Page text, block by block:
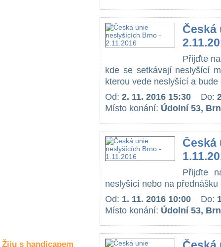
Žiju s handicapem
Česká
Přijďte
kde se setkávají neslyšící
kterou vede neslyšící a bude
Od: 2. 11. 2016 15:30 Do:
Místo konání: Údolní 53,
Česká
Přijďte
neslyšící nebo na
Od: 1. 11. 2016 10:00 Do:
Místo konání: Údolní 53,